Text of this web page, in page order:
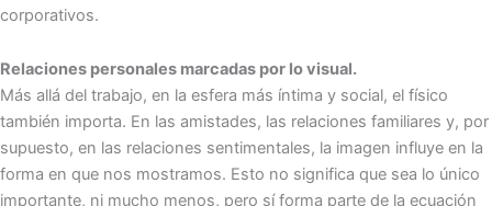
corporativos.
Relaciones personales marcadas por lo visual.
Más allá del trabajo, en la esfera más íntima y social, el físico
también importa. En las amistades, las relaciones familiares y, por
supuesto, en las relaciones sentimentales, la imagen influye en la
forma en que nos mostramos. Esto no significa que sea lo único
importante, ni mucho menos, pero sí forma parte de la ecuación